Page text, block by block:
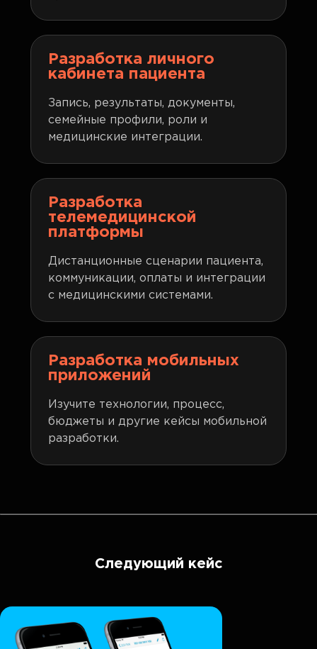
Разработка личного
кабинета пациента
Запись, результаты, документы,
семейные профили, роли и
медицинские интеграции.
Разработка
телемедицинской
платформы
Дистанционные сценарии пациента,
коммуникации, оплаты и интеграции
с медицинскими системами.
Разработка мобильных
приложений
Изучите технологии, процесс,
бюджеты и другие кейсы мобильной
разработки.
Следующий кейс